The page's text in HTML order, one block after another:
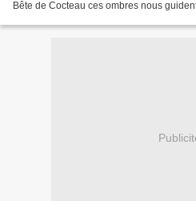
Bête de Cocteau ces ombres nous